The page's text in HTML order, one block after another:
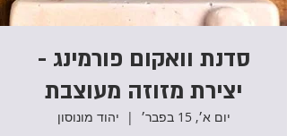
סדנת וואקום פורמינג -
יצירת מזוזה מעוצבת
יום א׳, 15 בפבר׳
  |
יהוד מונוסון